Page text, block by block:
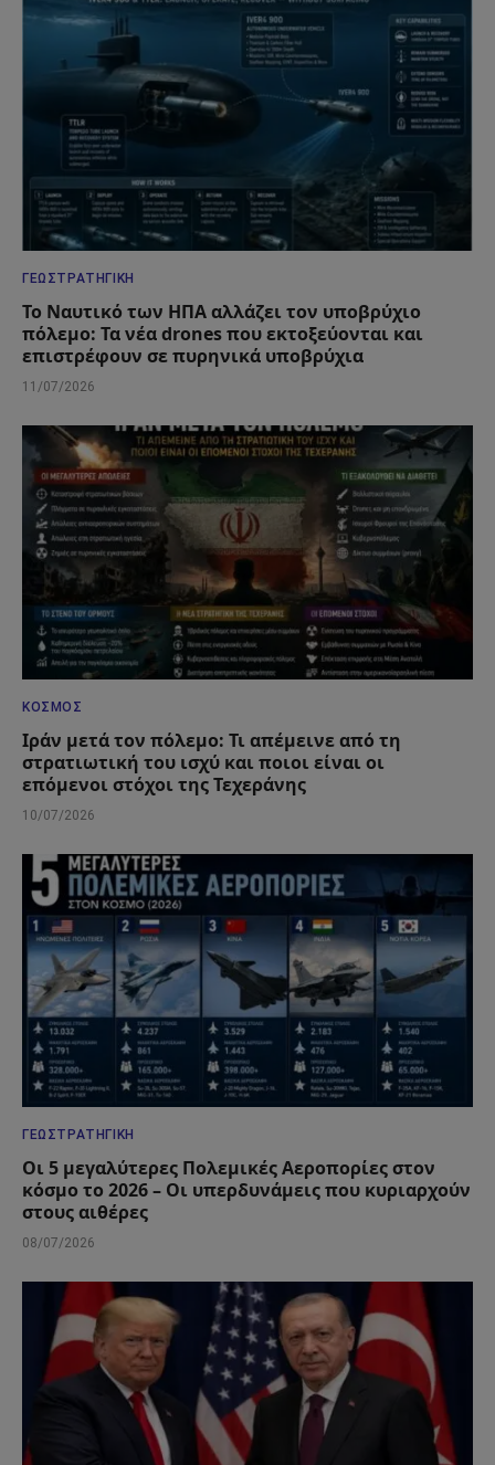
ΓΕΩΣΤΡΑΤΗΓΙΚΉ
Το Ναυτικό των ΗΠΑ αλλάζει τον υποβρύχιο
πόλεμο: Τα νέα drones που εκτοξεύονται και
επιστρέφουν σε πυρηνικά υποβρύχια
11/07/2026
ΚΌΣΜΟΣ
Ιράν μετά τον πόλεμο: Τι απέμεινε από τη
στρατιωτική του ισχύ και ποιοι είναι οι
επόμενοι στόχοι της Τεχεράνης
10/07/2026
ΓΕΩΣΤΡΑΤΗΓΙΚΉ
Οι 5 μεγαλύτερες Πολεμικές Αεροπορίες στον
κόσμο το 2026 – Οι υπερδυνάμεις που κυριαρχούν
στους αιθέρες
08/07/2026